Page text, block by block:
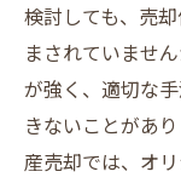
検討しても、売
まされていませ
が強く、適切な
きないことがあ
産売却では、オ